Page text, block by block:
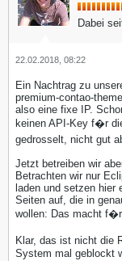
Dabei
22.02.2018, 08:22
Ein Nachtrag zu
premium-contao-
also eine fixe IP.
keinen API-Key f�r
gedrosselt, nicht gut
Jetzt betreiben wir
Betrachten wir nur
laden und setzen hier
Seiten auf, die in
wollen: Das macht f�r
Klar, das ist nicht die
System mal geblockt